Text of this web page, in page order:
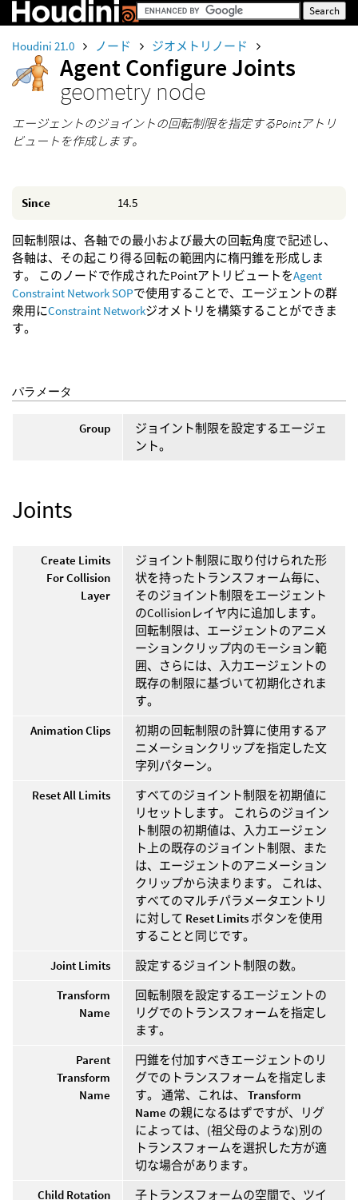
Houdini 21.0 ノード ジオメトリノード
Agent Configure Joints
geometry node
エージェントのジョイントの回転制限を指定するPointアトリ
ビュートを作成します。
Since 14.5
回転制限は、各軸での最小および最大の回転角度で記述し、
各軸は、その起こり得る回転の範囲内に楕円錐を形成しま
す。 このノードで作成されたPointアトリビュートをAgent
Constraint Network SOPで使用することで、エージェントの群
衆用にConstraint Networkジオメトリを構築することができま
す。
パラメータ
Group
ジョイント制限を設定するエージェ
ント。
Joints
Create Limits
For Collision
Layer
ジョイント制限に取り付けられた形
状を持ったトランスフォーム毎に、
そのジョイント制限をエージェント
のCollisionレイヤ内に追加します。
回転制限は、エージェントのアニメ
ーションクリップ内のモーション範
囲、さらには、入力エージェントの
既存の制限に基づいて初期化されま
す。
Animation Clips
初期の回転制限の計算に使用するア
ニメーションクリップを指定した文
字列パターン。
Reset All Limits
すべてのジョイント制限を初期値に
リセットします。 これらのジョイン
ト制限の初期値は、入力エージェン
ト上の既存のジョイント制限、また
は、エージェントのアニメーション
クリップから決まります。 これは、
すべてのマルチパラメータエントリ
に対して Reset Limits ボタンを使用
することと同じです。
Joint Limits
設定するジョイント制限の数。
Transform
Name
回転制限を設定するエージェントの
リグでのトランスフォームを指定し
ます。
Parent
Transform
Name
円錐を付加すべきエージェントのリ
グでのトランスフォームを指定しま
す。 通常、これは、 Transform
Name の親になるはずですが、リグ
によっては、(祖父母のような)別の
トランスフォームを選択した方が適
切な場合があります。
Child Rotation
子トランスフォームの空間で、ツイ